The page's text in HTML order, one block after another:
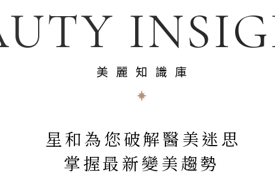
美麗知識庫
星和為您破解醫美迷思
掌握最新變美趨勢